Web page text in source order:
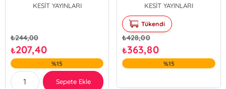
KESİT YAYINLARI
₺244,00
₺207,40
%15
Sepete Ekle
KESİT YAYINLARI
Tükendi
₺428,00
₺363,80
%15